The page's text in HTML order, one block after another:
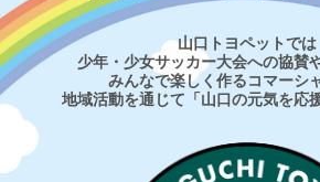
山口トヨペットでは
少年・少女サッカー大会への協賛
みんなで楽しく作るコマーシ
地域活動を通じて「山口の元気を応